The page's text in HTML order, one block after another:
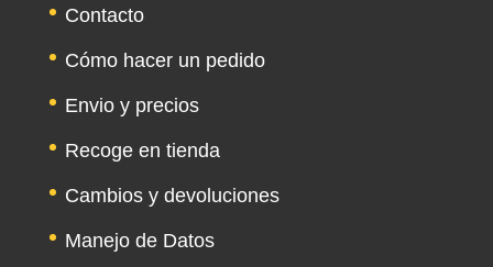
Contacto
Cómo hacer un pedido
Envio y precios
Recoge en tienda
Cambios y devoluciones
Manejo de Datos